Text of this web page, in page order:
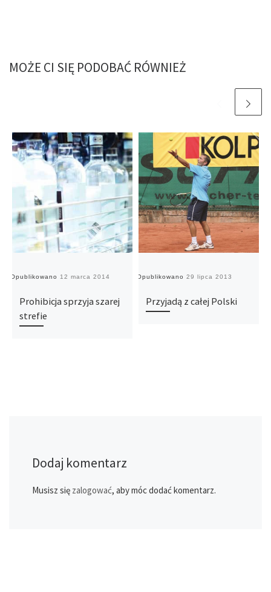
MOŻE CI SIĘ PODOBAĆ RÓWNIEŻ
Opublikowano 12 marca 2014
Prohibicja sprzyja szarej
strefie
Opublikowano 29 lipca 2013
Przyjadą z całej Polski
Dodaj komentarz
Musisz się zalogować, aby móc dodać komentarz.